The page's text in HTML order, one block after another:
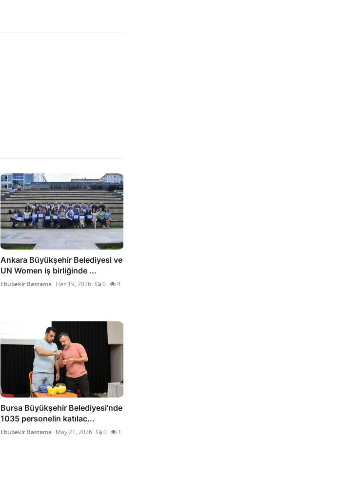
Ankara Büyükşehir Belediyesi ve
UN Women iş birliğinde ...
Ebubekir Bastama Haz 19, 2026 0 4
Bursa Büyükşehir Belediyesi’nde
1035 personelin katılac...
Ebubekir Bastama May 21, 2026 0 1